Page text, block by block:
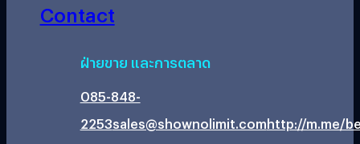
Contact
ฝ่ายขาย และการตลาด
085-848-
2253sales@shownolimit.comhttp://m.me/